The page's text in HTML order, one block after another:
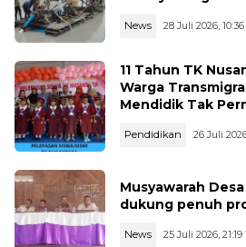
News 28 Juli 2026,
11 Tahun TK
Warga
Mendidik Tak
Pendidikan 26 Juli
Musyawarah
dukung penuh
News 25 Juli 2026,